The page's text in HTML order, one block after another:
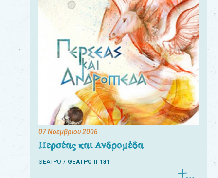
07 Νοεμβρίου 2006
Περσέας και Ανδρομέδα
ΘΕΑΤΡΟ ΘΕΑΤΡΟ Π 131